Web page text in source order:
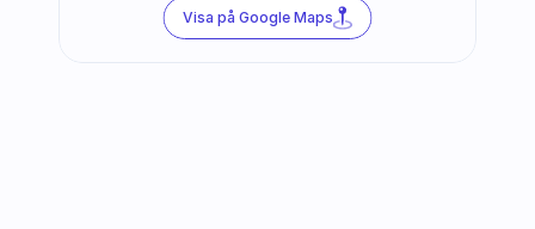
Visa på Google Maps